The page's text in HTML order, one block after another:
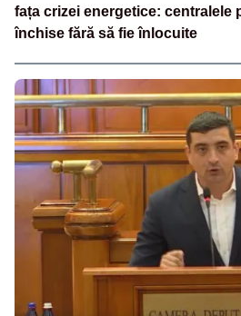
fața crizei energetice: centralele
închise fără să fie înlocuite